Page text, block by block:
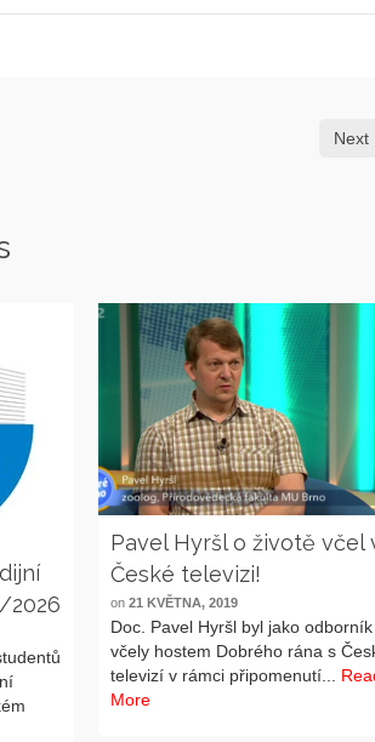
Next
2026
Pavel Hyršl o životě včel
České televizi!
on21 KVĚTNA, 2019
Doc. Pavel Hyršl byl jako
včely hostem Dobrého rána s
televizí v rámci připomenutí...
More